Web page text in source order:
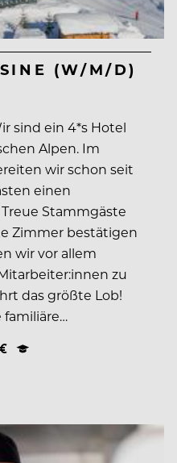
(W/M/D)
sind ein 4*s Hotel
Alpen. Im
wir schon seit
einen
Stammgäste
Zimmer bestätigen
wir vor allem
zu
das größte Lob!
familiäre…